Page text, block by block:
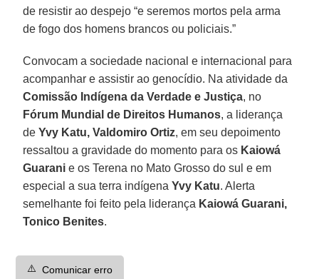
de resistir ao despejo “e seremos mortos pela arma
de fogo dos homens brancos ou policiais.”
Convocam a sociedade nacional e internacional para
acompanhar e assistir ao genocídio. Na atividade da
Comissão Indígena da Verdade e Justiça, no
Fórum Mundial de Direitos Humanos, a liderança
deYvy Katu, Valdomiro Ortiz, em seu depoimento
ressaltou a gravidade do momento para os Kaiowá
Guarani e os Terena no Mato Grosso do sul e em
especial a sua terra indígenaYvy Katu. Alerta
semelhante foi feito pela liderança Kaiowá Guarani,
Tonico Benites.
⚠️ Comunicar erro